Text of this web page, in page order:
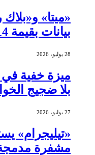
«ميتا»
بيانات بقيمة 14 مليار دولار في إل باسو
28 يوليو، 2026
ميزة خفية في
بلا ضجيج
27 يوليو، 2026
«تيليجرام»
مشفرة